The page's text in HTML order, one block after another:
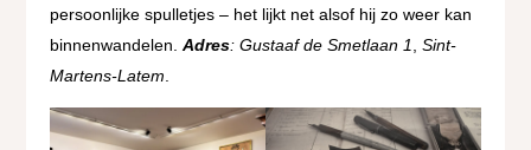
persoonlijke spulletjes – het lijkt net alsof hij zo weer kan
binnenwandelen. Adres: Gustaaf de Smetlaan 1,Sint-
Martens-Latem.